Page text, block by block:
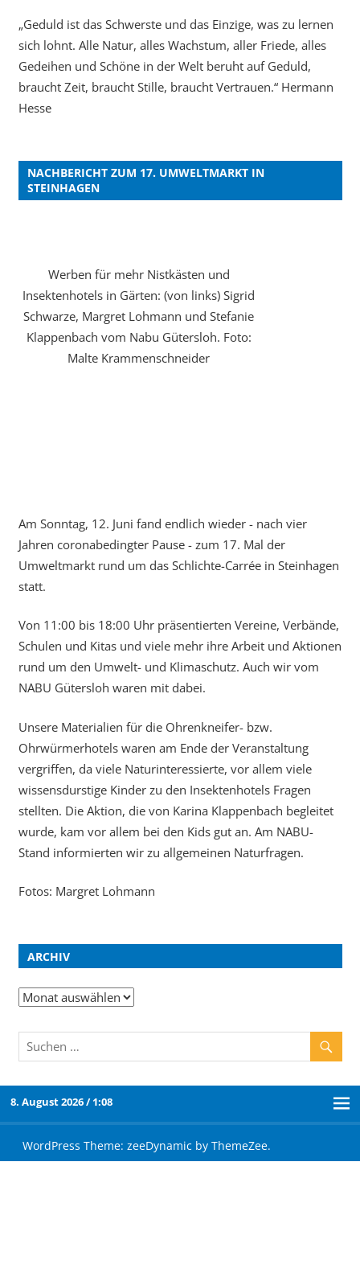
„Geduld ist das Schwerste und das Einzige, was zu lernen
sich lohnt. Alle Natur, alles Wachstum, aller Friede, alles
Gedeihen und Schöne in der Welt beruht auf Geduld,
braucht Zeit, braucht Stille, braucht Vertrauen.“ Hermann
Hesse
NACHBERICHT ZUM 17. UMWELTMARKT IN
STEINHAGEN
Werben für mehr Nistkästen und
Insektenhotels in Gärten: (von links) Sigrid
Schwarze, Margret Lohmann und Stefanie
Klappenbach vom Nabu Gütersloh. Foto:
Malte Krammenschneider
Am Sonntag, 12. Juni fand endlich wieder - nach vier
Jahren coronabedingter Pause - zum 17. Mal der
Umweltmarkt rund um das Schlichte-Carrée in Steinhagen
statt.
Von 11:00 bis 18:00 Uhr präsentierten Vereine, Verbände,
Schulen und Kitas und viele mehr ihre Arbeit und Aktionen
rund um den Umwelt- und Klimaschutz. Auch wir vom
NABU Gütersloh waren mit dabei.
Unsere Materialien für die Ohrenkneifer- bzw.
Ohrwürmerhotels waren am Ende der Veranstaltung
vergriffen, da viele Naturinteressierte, vor allem viele
wissensdurstige Kinder zu den Insektenhotels Fragen
stellten. Die Aktion, die von Karina Klappenbach begleitet
wurde, kam vor allem bei den Kids gut an. Am NABU-
Stand informierten wir zu allgemeinen Naturfragen.
Fotos: Margret Lohmann
ARCHIV
8. August 2026 / 1:08
WordPress Theme: zeeDynamic by ThemeZee.